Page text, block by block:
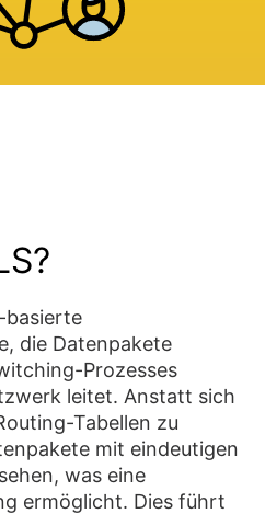
basierte
die Datenpakete
Prozesses
leitet. Anstatt sich
Tabellen zu
mit eindeutigen
was eine
ermöglicht. Dies führt